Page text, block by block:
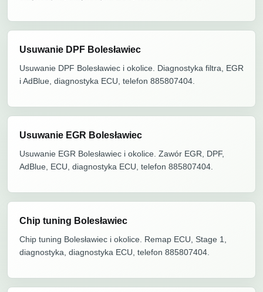
Usuwanie DPF Bolesławiec
Usuwanie DPF Bolesławiec i okolice. Diagnostyka filtra, EGR
i AdBlue, diagnostyka ECU, telefon 885807404.
Usuwanie EGR Bolesławiec
Usuwanie EGR Bolesławiec i okolice. Zawór EGR, DPF,
AdBlue, ECU, diagnostyka ECU, telefon 885807404.
Chip tuning Bolesławiec
Chip tuning Bolesławiec i okolice. Remap ECU, Stage 1,
diagnostyka, diagnostyka ECU, telefon 885807404.